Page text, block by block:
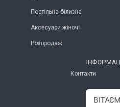
Постільна білизна
Аксесуари жіночі
Розпродаж
Контакти